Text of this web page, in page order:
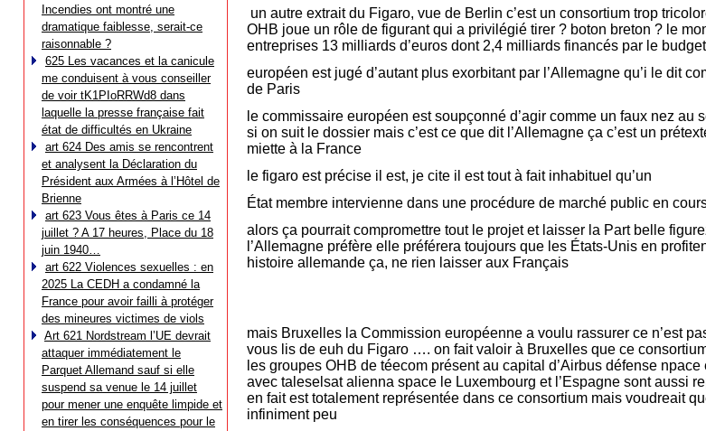
Incendies ont montré une
dramatique faiblesse, serait-ce
raisonnable ?
625 Les vacances et la canicule
me conduisent à vous conseiller
de voir tK1PIoRRWd8 dans
laquelle la presse française fait
état de difficultés en Ukraine
art 624 Des amis se rencontrent
et analysent la Déclaration du
Président aux Armées à l’Hôtel de
Brienne
art 623 Vous êtes à Paris ce 14
juillet ? A 17 heures, Place du 18
juin 1940…
art 622 Violences sexuelles : en
2025 La CEDH a condamné la
France pour avoir failli à protéger
des mineures victimes de viols
Art 621 Nordstream l’UE devrait
attaquer immédiatement le
Parquet Allemand sauf si elle
suspend sa venue le 14 juillet
pour mener une enquête limpide et
en tirer les conséquences pour le
un autre extrait du Figaro, vue de Berlin c’est un consortium trop
OHB joue un rôle de figurant qui a privilégié tirer ? boton breton ? le
entreprises 13 milliards d’euros dont 2,4 milliards financés par le budget
européen est jugé d’autant plus exorbitant par l’Allemagne qu’i le dit
de Paris
le commissaire européen est soupçonné d’agir comme un faux nez au
si on suit le dossier mais c’est ce que dit l’Allemagne ça c’est un
miette à la France
le figaro est précise il est, je cite il est tout à fait inhabituel qu’un
État membre intervienne dans une procédure de marché public en
alors ça pourrait compromettre tout le projet et laisser la Part belle
l’Allemagne préfère elle préférera toujours que les États-Unis en
histoire allemande ça, ne rien laisser aux Français
mais Bruxelles la Commission européenne a voulu rassurer ce n’est
vous lis de euh du Figaro …. on fait valoir à Bruxelles que ce
les groupes OHB de téecom présent au capital d’Airbus défense
avec taleselsat alienna space le Luxembourg et l’Espagne sont aussi
en fait est totalement représentée dans ce consortium mais voudreait
infiniment peu